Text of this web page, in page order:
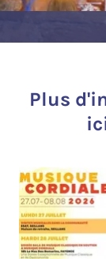
Plus